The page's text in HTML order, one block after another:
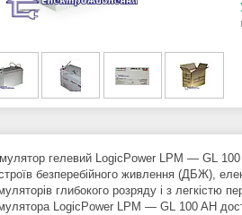
гелевий LogicPower LPM ― GL
безперебійного живлення (ДБЖ),
глибокого розряду і з легкістю
LogicPower LPM ― GL 100 AH